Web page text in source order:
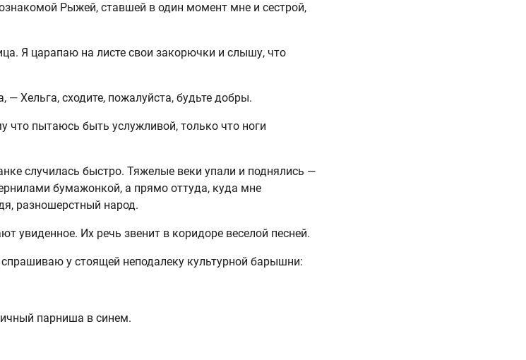
Рыжей, ставшей в один момент мне и сестрой,
Я царапаю на листе свои закорючки и слышу, что
Хельга, сходите, пожалуйста, будьте добры.
что пытаюсь быть услужливой, только что ноги
случилась быстро. Тяжелые веки упали и поднялись —
бумажонкой, а прямо оттуда, куда мне
разношерстный народ.
увиденное. Их речь звенит в коридоре веселой песней.
у стоящей неподалеку культурной барышни:
парниша в синем.